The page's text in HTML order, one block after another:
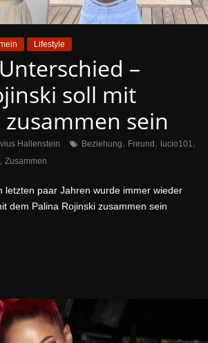
Lifestyle
–
soll mit
zusammen sein
Hallenstein Beziehung, Freund , lucio101,
, Zusammen
letzten paar Jahren wurde immer wieder
dem Palina Rojinski zusammen sein